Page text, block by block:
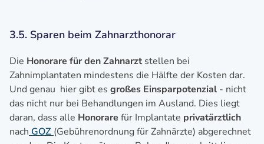
3.5. Sparen beim Zahnarzthonorar
Die Honorare für den Zahnarzt stellen bei
Zahnimplantaten mindestens die Hälfte der Kosten dar.
Und genau hier gibt es großes Einsparpotenzial - nicht
das nicht nur bei Behandlungen im Ausland. Dies liegt
daran, dass alle Honorare für Implantate privatärztlich
nach GOZ (Gebührenordnung für Zahnärzte) abgerechnet